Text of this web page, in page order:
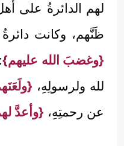
لهم الدائرةُ على
ظَنَّهم، وكانت دائرةُ
{وغضبَ الله عليهم}
لله ولرسولِهِ،
عن رحمتِهِ، {وأعدَّ